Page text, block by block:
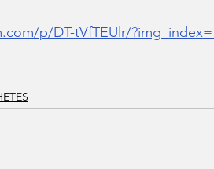
p/DT-tVfTEUlr/